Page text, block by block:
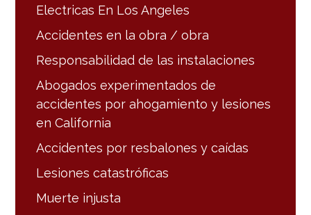
Electricas En Los Angeles
Accidentes en la obra / obra
Responsabilidad de las instalaciones
Abogados experimentados de
accidentes por ahogamiento y lesiones
en California
Accidentes por resbalones y caídas
Lesiones catastróficas
Muerte injusta